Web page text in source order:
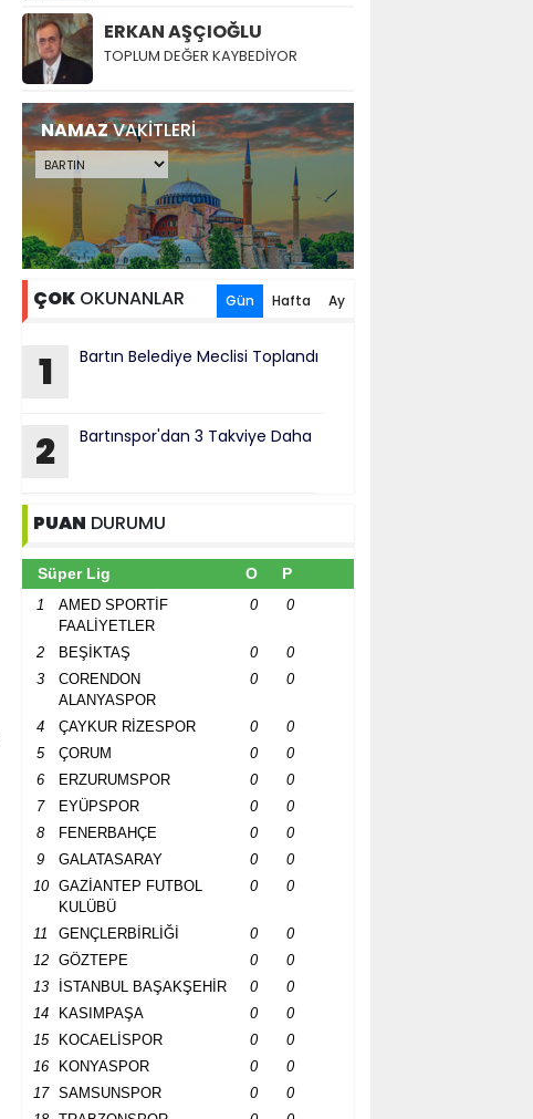
ERKAN AŞÇIOĞLU
TOPLUM DEĞER KAYBEDİYOR
NAMAZVAKİTLERİ
ÇOK OKUNANLAR Gün Hafta Ay
1 Bartın Belediye Meclisi Toplandı
2 Bartınspor'dan 3 Takviye Daha
PUAN DURUMU
Süper Lig O P
1
AMED SPORTİF
FAALİYETLER
0 0
2 BEŞİKTAŞ 0
0
3
CORENDON
ALANYASPOR
0 0
4 ÇAYKUR RİZESPOR 0
0
5
ÇORUM 0
0
6
ERZURUMSPOR 0
0
7
EYÜPSPOR 0
0
8
FENERBAHÇE 0
0
9
GALATASARAY 0
0
10
GAZİANTEP FUTBOL
KULÜBÜ
0 0
11 GENÇLERBİRLİĞİ 0
0
12
GÖZTEPE 0
0
13
İSTANBUL BAŞAKŞEHİR 0
0
14
KASIMPAŞA 0
0
15
KOCAELİSPOR 0
0
16
KONYASPOR 0
0
17
SAMSUNSPOR 0
0